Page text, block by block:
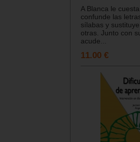
A Blanca le
confunde las
sílabas y
otras. Junto con
acude...
11.00 €